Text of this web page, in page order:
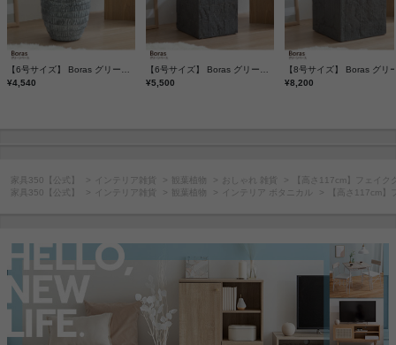
¥4,540
¥5,500
¥8,200
家具350【公式】 インテリア雑貨 観葉植物 おしゃれ 雑貨
【高さ117cm】フェイク
家具350【公式】
インテリア雑貨 観葉植物 インテリア ボタニカル 【高さ117cm】